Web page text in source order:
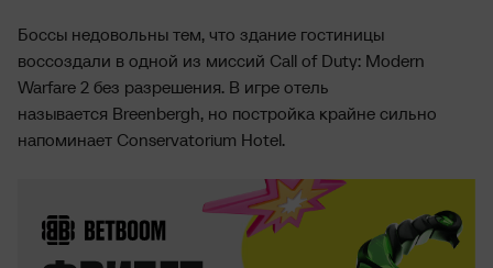
Боссы недовольны тем, что здание гостиницы
воссоздали в одной из миссий Call of Duty: Modern
Warfare 2 без разрешения. В игре отель
называется Breenbergh, но постройка крайне сильно
напоминает Conservatorium Hotel.